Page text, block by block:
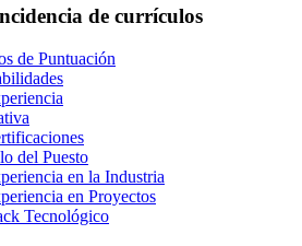
de currículos
de Puntuación
del Puesto
en la Industria
en Proyectos
Tecnológico